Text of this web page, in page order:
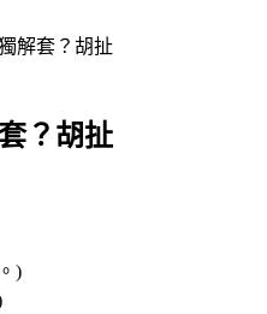
解套？胡扯
？胡扯